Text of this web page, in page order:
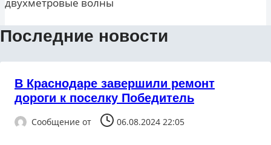
двухметровые волны
Последние новости
В Краснодаре завершили ремонт
дороги к поселку Победитель
Сообщение от 06.08.2024 22:05